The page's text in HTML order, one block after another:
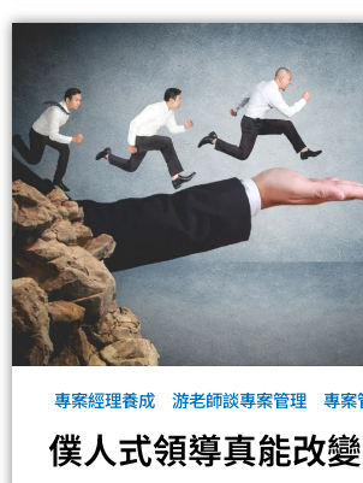
專案經理養成 游老師談專案管理 專案
僕人式領導真能改